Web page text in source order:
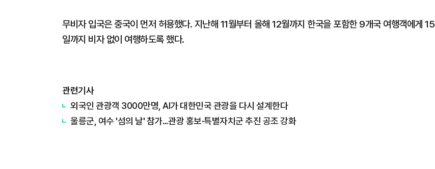
무비자 입국은 중국이 먼저 허용했다. 지난해 11월부터 올해 12월까지 한국을 포함한 9개국 여행객에게 15
일까지 비자 없이 여행하도록 했다.
관련기사
외국인 관광객 3000만명, AI가 대한민국 관광을 다시 설계한다
울릉군, 여수 '섬의 날' 참가…관광 홍보·특별자치군 추진 공조 강화